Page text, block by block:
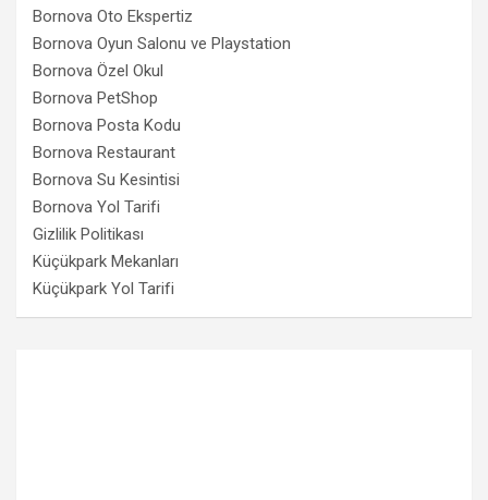
Bornova Oto Ekspertiz
Bornova Oyun Salonu ve Playstation
Bornova Özel Okul
Bornova PetShop
Bornova Posta Kodu
Bornova Restaurant
Bornova Su Kesintisi
Bornova Yol Tarifi
Gizlilik Politikası
Küçükpark Mekanları
Küçükpark Yol Tarifi